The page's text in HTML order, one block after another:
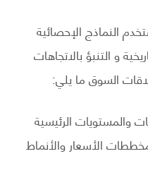
النماذج الإحصائية
و التنبؤ بالاتجاهات
السوق ما يلي:
والمستويات الرئيسية
الأسعار والأنماط